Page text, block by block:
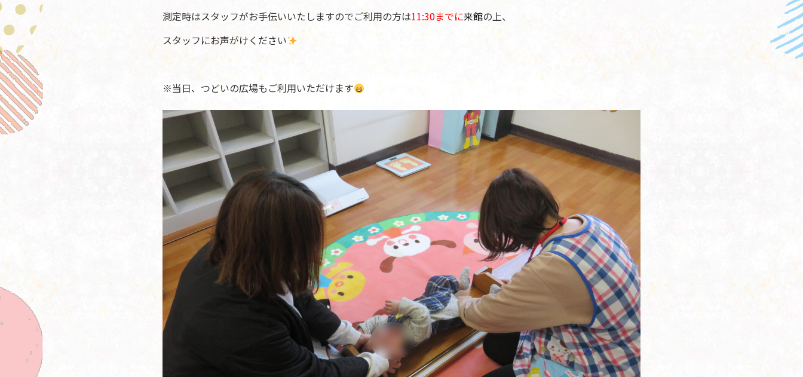
測定時はスタッフがお手伝いいたしますのでご利用の方は11:30までに来館の上、
スタッフにお声がけください
※当日、つどいの広場もご利用いただけます